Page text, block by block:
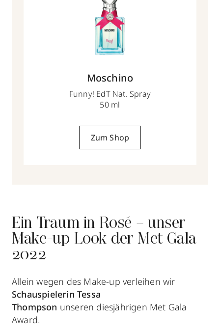
Moschino
Funny! EdT Nat. Spray
50 ml
Zum Shop
Ein Traum in Rosé – unser
Make-up Look der Met Gala
2022
Allein wegen des Make-up verleihen wir
Schauspielerin Tessa
Thompson unseren diesjährigen Met Gala
Award.